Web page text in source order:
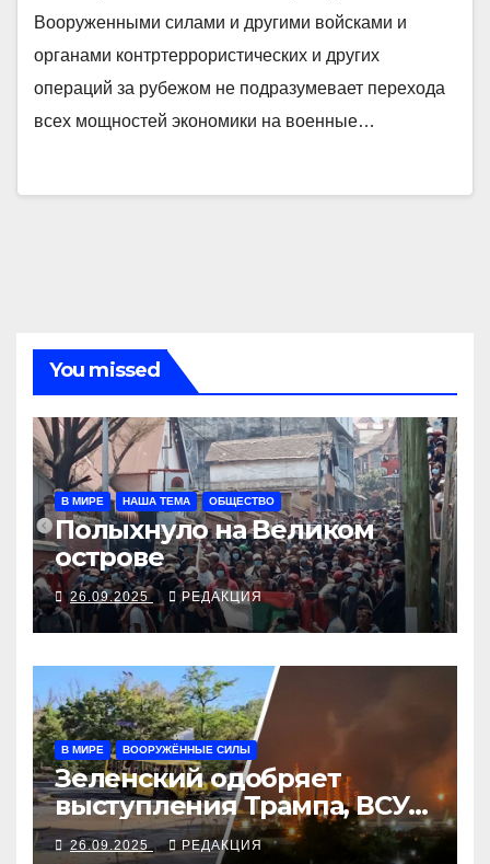
Вооруженными силами и другими войсками и
органами контртеррористических и других
операций за рубежом не подразумевает перехода
всех мощностей экономики на военные…
You missed
В МИРЕ НАША ТЕМА ОБЩЕСТВО
Полыхнуло на Великом
острове
26.09.2025 РЕДАКЦИЯ
В МИРЕ ВООРУЖЁННЫЕ СИЛЫ
Зеленский одобряет
выступления Трампа, ВСУ
закрыли Добропольский
26.09.2025 РЕДАКЦИЯ